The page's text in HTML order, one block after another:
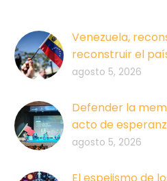
Venezuela,
reconstruir el
agosto 5, 2026
Defender la
acto de
agosto 5, 2026
El espejismo de